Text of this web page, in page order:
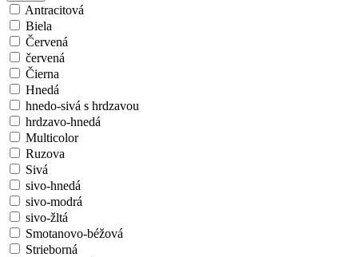
Antracitová
Biela
Červená
červená
Čierna
Hnedá
hnedo-sivá s hrdzavou
hrdzavo-hnedá
Multicolor
Ruzova
Sivá
sivo-hnedá
sivo-modrá
sivo-žltá
Smotanovo-béžová
Strieborná